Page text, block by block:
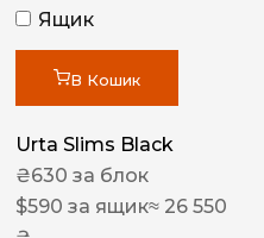
Ящик
В Кошик
Urta Slims Black
₴630 за блок
$590 за ящик≈ 26 550